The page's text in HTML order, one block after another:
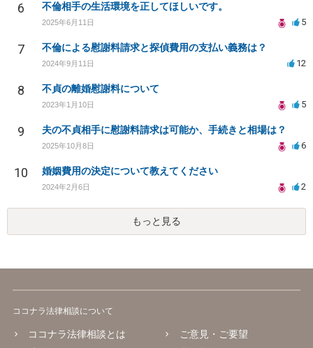
6 不倫相手の生活環境を正してほしいです。
2025年6月11日 5
7 不倫による慰謝料請求と探偵費用の支払い義務は？
2024年9月11日 12
8 不貞の離婚慰謝料について
2023年1月10日 5
9 夫の不貞相手に慰謝料請求は可能か、手続きと相場は？
2025年10月8日 6
10 婚姻費用の決定について教えてください
2024年2月6日 2
もっと見る
ココナラ法律相談について
ココナラ法律相談とは
ご意見・ご要望